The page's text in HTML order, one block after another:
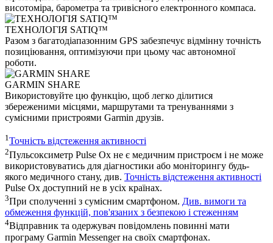
висотоміра, барометра та тривісного електронного компаса.
ТЕХНОЛОГІЯ SATIQ™
Разом з багатодіапазонним GPS забезпечує відмінну точність
позиціювання, оптимізуючи при цьому час автономної
роботи.
GARMIN SHARE
Використовуйте цю функцію, щоб легко ділитися
збереженими місцями, маршрутами та тренуваннями з
сумісними пристроями Garmin друзів.
1Точність відстеження активності
2Пульсоксиметр Pulse Ox не є медичним пристроєм і не може
використовуватись для діагностики або моніторингу будь-
якого медичного стану, див. Точність відстеження активності
Pulse Ox доступний не в усіх країнах.
3При сполученні з сумісним смартфоном. Див. вимоги та
обмеження функцій, пов'язаних з безпекою і стеженням
4Відправник та одержувач повідомлень повинні мати
програму Garmin Messenger на своїх смартфонах.